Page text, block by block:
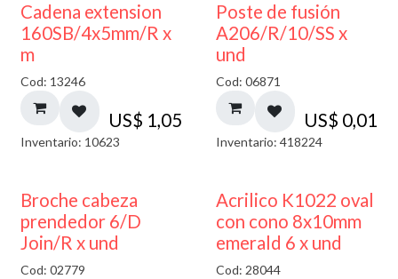
Cadena extension
160SB/4x5mm/R x
m
Cod: 13246
US$ 1,05
Inventario: 10623
Poste de fusión
A206/R/10/SS x
und
Cod: 06871
US$ 0,01
Inventario: 418224
Broche cabeza
prendedor 6/D
Join/R x und
Cod: 02779
Acrilico K1022 oval
con cono 8x10mm
emerald 6 x und
Cod: 28044